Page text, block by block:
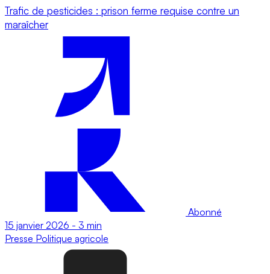
Trafic de pesticides : prison ferme requise contre un
maraîcher
Abonné
15 janvier 2026 - 3 min
Presse Politique agricole